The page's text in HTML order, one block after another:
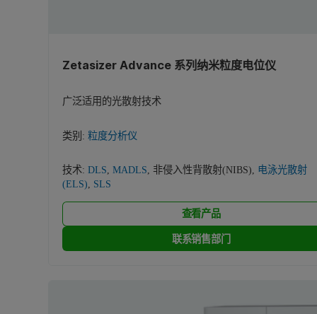
Zetasizer Advance 系列纳米粒度电位仪
广泛适用的光散射技术
类别:粒度分析仪
技术:DLS,MADLS, 非侵入性背散射(NIBS), 电泳光散射
(ELS), SLS
查看产品
联系销售部门